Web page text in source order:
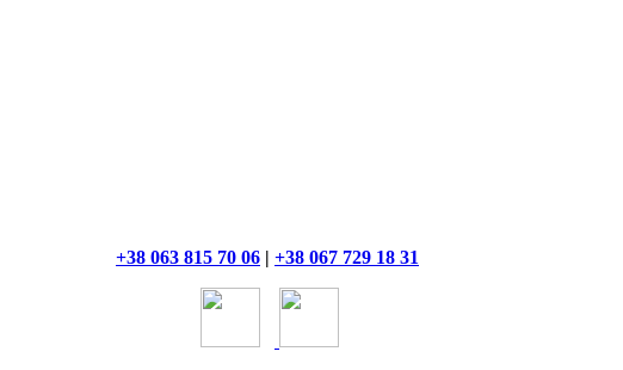
+38 063 815 70 06 | +38 067 729 18 31